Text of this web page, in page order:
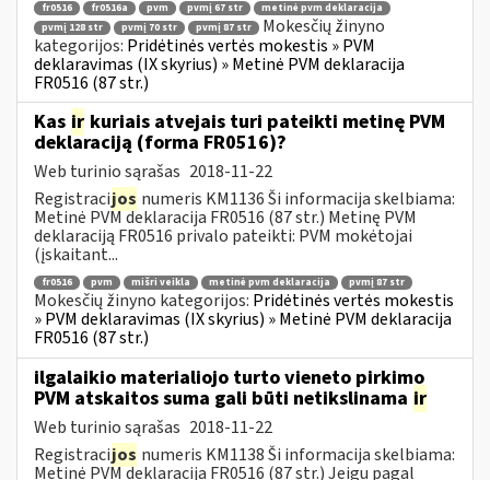
fr0516 fr0516a pvm pvmį 67 str
metinė pvm deklaracija
pvmį 128 str
pvmį 70 str pvmį 87 str
Mokesčių žinyno
kategorijos: Pridėtinės vertės mokestis » PVM
deklaravimas (IX skyrius) » Metinė PVM deklaracija
FR0516 (87 str.)
Kas ir kuriais atvejais turi pateikti metinę PVM
deklaraciją (forma FR0516)?
Web turinio sąrašas 2018-11-22
Registracijos numeris KM1136 Ši informacija skelbiama:
Metinė PVM deklaracija FR0516 (87 str.) Metinę PVM
deklaraciją FR0516 privalo pateikti: PVM mokėtojai
(įskaitant...
fr0516 pvm mišri veikla metinė pvm deklaracija pvmį 87 str
Mokesčių žinyno kategorijos: Pridėtinės vertės mokestis
» PVM deklaravimas (IX skyrius) » Metinė PVM deklaracija
FR0516 (87 str.)
ilgalaikio materialiojo turto vieneto pirkimo
PVM atskaitos suma gali būti netikslinama ir
Web turinio sąrašas 2018-11-22
Registracijos numeris KM1138 Ši informacija skelbiama:
Metinė PVM deklaracija FR0516 (87 str.) Jeigu pagal